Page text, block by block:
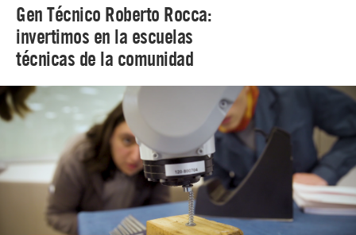
Gen Técnico Roberto Rocca:
invertimos en la escuelas
técnicas de la comunidad